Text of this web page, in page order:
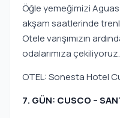
Öğle yemeğimizi
akşam saatlerinde
Otele varışımızın
odalarımıza
OTEL: Sonesta Hotel
7. GÜN: CUSCO –